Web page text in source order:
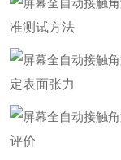
准测试方法
定表面张力
评价